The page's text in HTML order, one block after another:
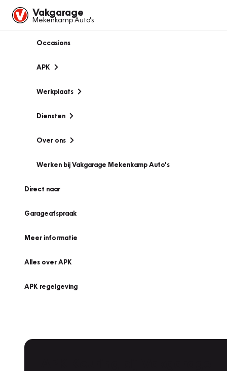
Vakgarage
Mekenkamp Auto's
Occasions
APK
Werkplaats
Diensten
Over ons
Werken bij Vakgarage Mekenkamp Auto's
Direct naar
Garageafspraak
Meer informatie
Alles over APK
APK regelgeving